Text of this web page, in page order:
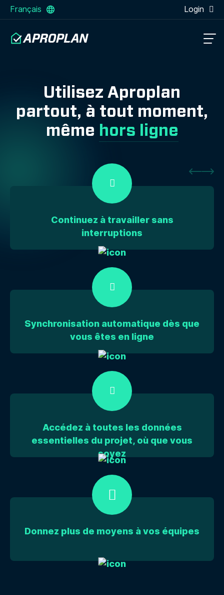
Français Login
Utilisez Aproplan
partout, à tout moment,
même hors ligne
Continuez à travailler sans
interruptions
Synchronisation automatique dès que
vous êtes en ligne
Accédez à toutes les données
essentielles du projet, où que vous
soyez
Donnez plus de moyens à vos équipes